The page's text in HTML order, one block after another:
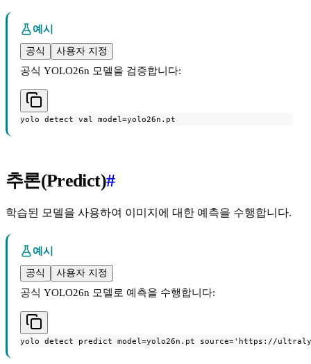
예시
공식
사용자 지정
공식 YOLO26n 모델을 검증합니다:
yolo detect val model=yolo26n.pt
추론(Predict)#
학습된 모델을 사용하여 이미지에 대한 예측을 수행합니다.
예시
공식
사용자 지정
공식 YOLO26n 모델로 예측을 수행합니다:
yolo detect predict model=yolo26n.pt source='https://